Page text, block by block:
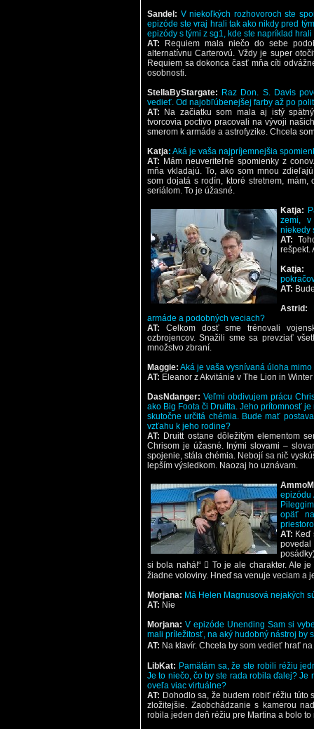
Sandel: V niekoľkých rozhovoroch ste
epizóde ste vraj hrali tak ako nikdy pred
epizódy s tými z sg1, kde ste napríklad
AT: Requiem mala niečo do sebe
alternatívnu Carterovú. Vždy je super
Requiem sa dokonca časť mňa cíti
osobnosti.
StellaByStargate: Raz Don. S. Davis
vedieť. Od najobľúbenejšej farby až po
AT: Na začiatku som mala aj istý
tvorcovia poctivo pracovali na vývoji
smerom k armáde a astrofyzike. Chcela
Katja: Aká je vaša najpríjemnejšia
AT: Mám neuveriteľné spomienky z
mňa vkladajú. To, ako som mnou
som dojatá s rodín, ktoré stretnem,
seriálom. To je úžasné.
Katja:
zemi,
niekedy
AT:
rešpekt.
Katja:
AT:
Astrid:
armáde a podobných veciach?
AT: Celkom dosť sme trénovali
ozbrojencov. Snažili sme sa prevziať
množstvo zbraní.
Maggie: Aká je vaša vysnívaná úloha mimo
AT: Eleanor z Akvitánie v The Lion in
DasNdanger:Veľmi obdivujem prácu
ako Big Foota či Druitta. Jeho prítomnosť
skutočne určitá chémia. Bude mať
vzťahu k jeho rodine?
AT: Druitt ostane dôležitým elementom
Chrisom je úžasné. Inými slovami –
spojenie, stála chémia. Nebojí sa nič
lepším výsledkom. Naozaj ho uznávam.
epizódu
opäť
AT: Keď
si bola nahá!“  To je ale charakter. Ale
žiadne voloviny. Hneď sa venuje veciam a
Morjana: Má Helen Magnusová nejakých
AT: Nie
Morjana:V epizóde Unending Sam si
mali príležitosť, na aký hudobný nástroj by
AT: Na klavír. Chcela by som vedieť hrať
LibKat: Pamätám sa, že ste robili réžiu
Je to niečo, čo by ste rada robila ďalej? Je
oveľa viac virtuálne?
AT: Dohodlo sa, že budem robiť réžiu túto
zložitejšie. Zaobchádzanie s kamerou
robila jeden deň réžiu pre Martina a bolo